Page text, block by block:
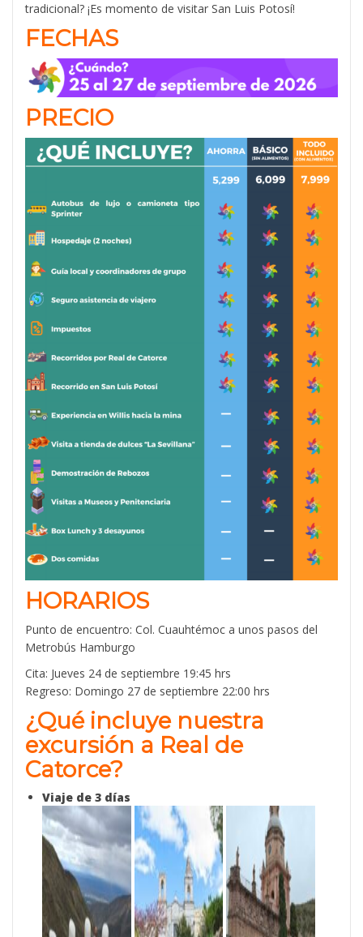
tradicional? ¡Es momento de visitar San Luis Potosí!
FECHAS
PRECIO
HORARIOS
Punto de encuentro: Col. Cuauhtémoc a unos pasos del
Metrobús Hamburgo
Cita: Jueves 24 de septiembre 19:45 hrs
Regreso: Domingo 27 de septiembre 22:00 hrs
¿Qué incluye nuestra
excursión a Real de
Catorce?
Viaje de 3 días